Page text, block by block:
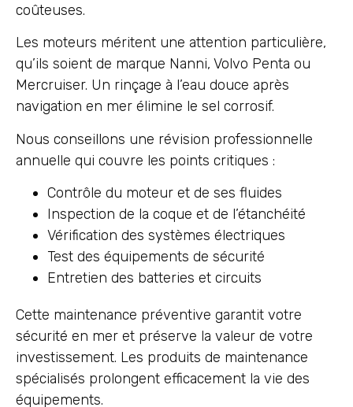
coûteuses.
Les moteurs méritent une attention particulière,
qu’ils soient de marque Nanni, Volvo Penta ou
Mercruiser. Un rinçage à l’eau douce après
navigation en mer élimine le sel corrosif.
Nous conseillons une révision professionnelle
annuelle qui couvre les points critiques :
Contrôle du moteur et de ses fluides
Inspection de la coque et de l’étanchéité
Vérification des systèmes électriques
Test des équipements de sécurité
Entretien des batteries et circuits
Cette maintenance préventive garantit votre
sécurité en mer et préserve la valeur de votre
investissement. Les produits de maintenance
spécialisés prolongent efficacement la vie des
équipements.